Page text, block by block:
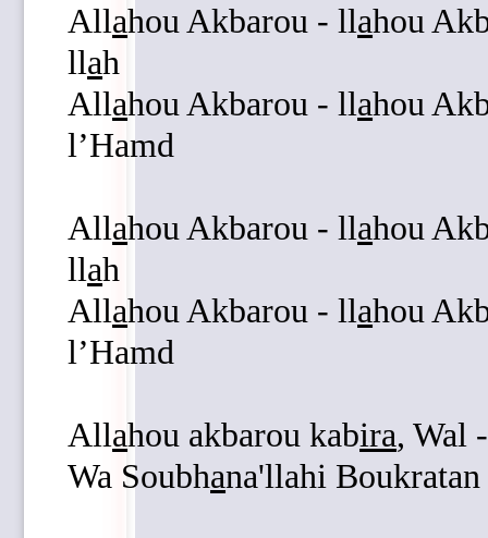
Allahou Akbarou - llahou
llah
Allahou Akbarou - llahou
l’Hamd
Allahou Akbarou - llahou
llah
Allahou Akbarou - llahou
l’Hamd
Allahou akbarou kabira, Wal
Wa Soubhana'llahi Boukratan